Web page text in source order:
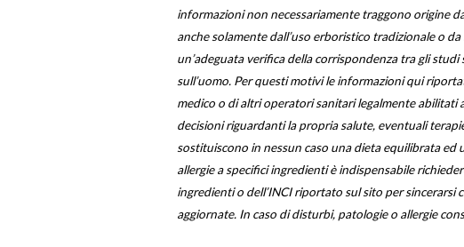
informazioni non necessariamente traggono origine
anche solamente dall’uso erboristico tradizionale o
un’adeguata verifica della corrispondenza tra gli
sull’uomo. Per questi motivi le informazioni qui
medico o di altri operatori sanitari legalmente abilitati
decisioni riguardanti la propria salute, eventuali
sostituiscono in nessun caso una dieta equilibrata
allergie a specifici ingredienti è indispensabile
ingredienti o dell’INCI riportato sul sito per sincerarsi
aggiornate. In caso di disturbi, patologie o allergie